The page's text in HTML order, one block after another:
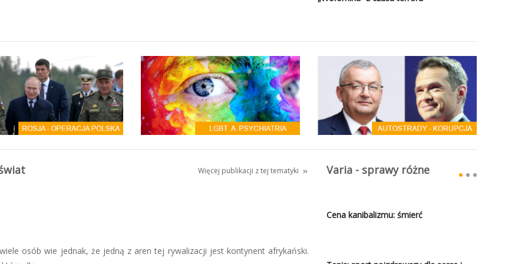
Więcej publikacji z tej tematyki
osób wie jednak, że jedną z aren tej rywalizacji jest kontynent afrykański.
Varia - sprawy różne
Cena kanibalizmu: śmierć